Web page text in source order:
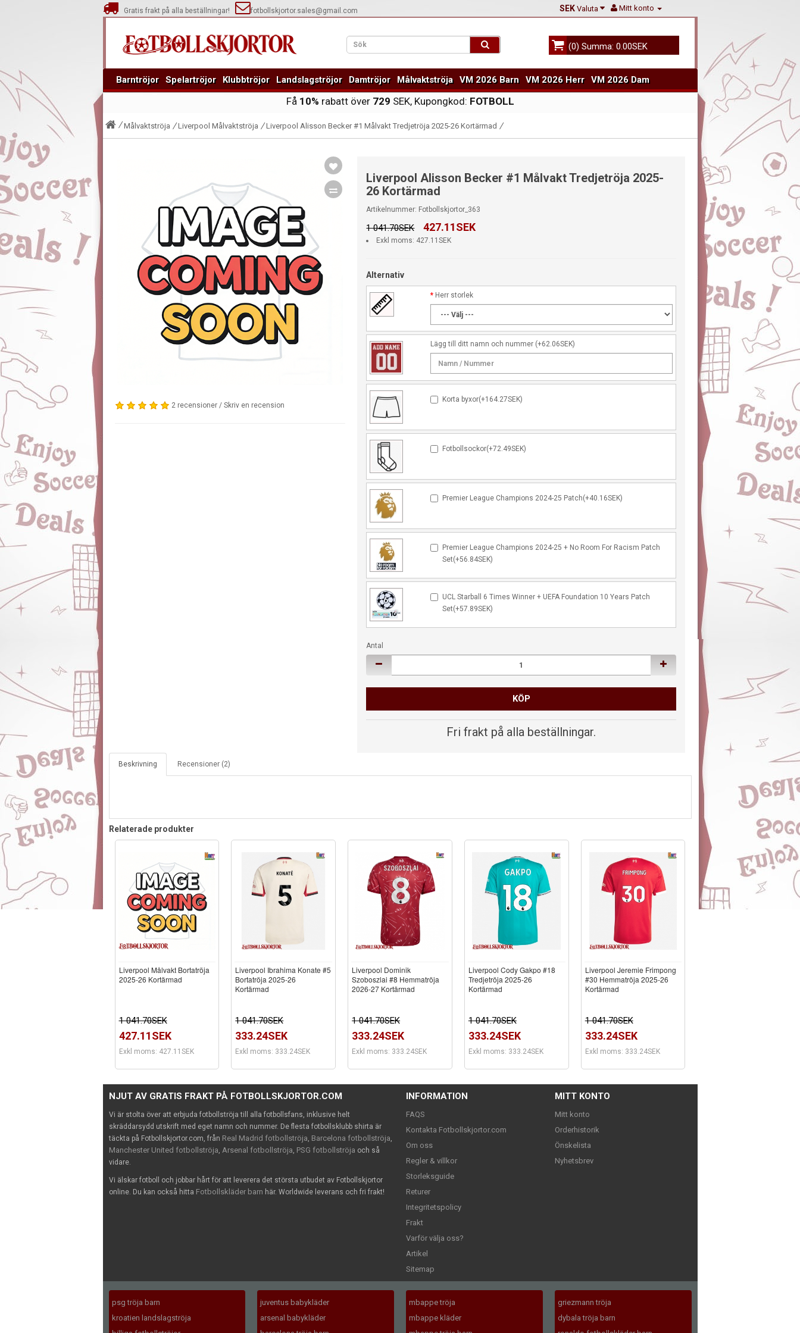
Gratis frakt på alla beställningar! fotbollskjortor.sales@gmail.com Mitt konto
SEK Valuta
(0) Summa: 0.00SEK
Barntröjor Spelartröjor Klubbtröjor Landslagströjor Damtröjor Målvaktströja VM 2026 Barn VM 2026 Herr VM 2026 Dam
Få 10% rabatt över 729 SEK, Kupongkod: FOTBOLL
Målvaktströja Liverpool Målvaktströja Liverpool Alisson Becker #1 Målvakt Tredjetröja 2025-26 Kortärmad
2 recensioner/ Skriv en recension
Liverpool Alisson Becker #1 Målvakt Tredjetröja 2025-
26 Kortärmad
Artikelnummer: Fotbollskjortor_363
1 041.70SEK 427.11SEK
Exkl moms: 427.11SEK
Alternativ
Herr storlek
Lägg till ditt namn och nummer (+62.06SEK)
Korta byxor(+164.27SEK)
Fotbollsockor(+72.49SEK)
Premier League Champions 2024-25 Patch(+40.16SEK)
Premier League Champions 2024-25 + No Room For Racism Patch
Set(+56.84SEK)
UCL Starball 6 Times Winner + UEFA Foundation 10 Years Patch
Set(+57.89SEK)
Antal
KÖP
Fri frakt på alla beställningar.
Beskrivning Recensioner (2)
Relaterade produkter
Liverpool Målvakt Bortatröja
2025-26 Kortärmad
1 041.70SEK
427.11SEK
Exkl moms: 427.11SEK
Liverpool Ibrahima Konate #5
Bortatröja 2025-26
Kortärmad
1 041.70SEK
333.24SEK
Exkl moms: 333.24SEK
Liverpool Dominik
Szoboszlai #8 Hemmatröja
2026-27 Kortärmad
1 041.70SEK
333.24SEK
Exkl moms: 333.24SEK
Liverpool Cody Gakpo #18
Tredjetröja 2025-26
Kortärmad
1 041.70SEK
333.24SEK
Exkl moms: 333.24SEK
Liverpool Jeremie Frimpong
#30 Hemmatröja 2025-26
Kortärmad
1 041.70SEK
333.24SEK
Exkl moms: 333.24SEK
NJUT AV GRATIS FRAKT PÅ FOTBOLLSKJORTOR.COM
Vi är stolta över att erbjuda fotbollströja till alla fotbollsfans, inklusive helt
skräddarsydd utskrift med eget namn och nummer. De flesta fotbollsklubb shirta är
täckta på Fotbollskjortor.com, från Real Madrid fotbollströja Barcelona fotbollströja
Manchester United fotbollströja Arsenal fotbollströja PSG fotbollströja och så
vidare.
Vi älskar fotboll och jobbar hårt för att leverera det största utbudet av Fotbollskjortor
online. Du kan också hitta Fotbollskläder barn här. Worldwide leverans och fri frakt!
INFORMATION
FAQS
Kontakta Fotbollskjortor.com
Om oss
Regler & villkor
Storleksguide
Returer
Integritetspolicy
Frakt
Varför välja oss?
Artikel
Sitemap
MITT KONTO
Mitt konto
Orderhistorik
Önskelista
Nyhetsbrev
psg tröja barn
kroatien landslagströja
juventus babykläder
arsenal babykläder
mbappe tröja
mbappe kläder
griezmann tröja
dybala tröja barn